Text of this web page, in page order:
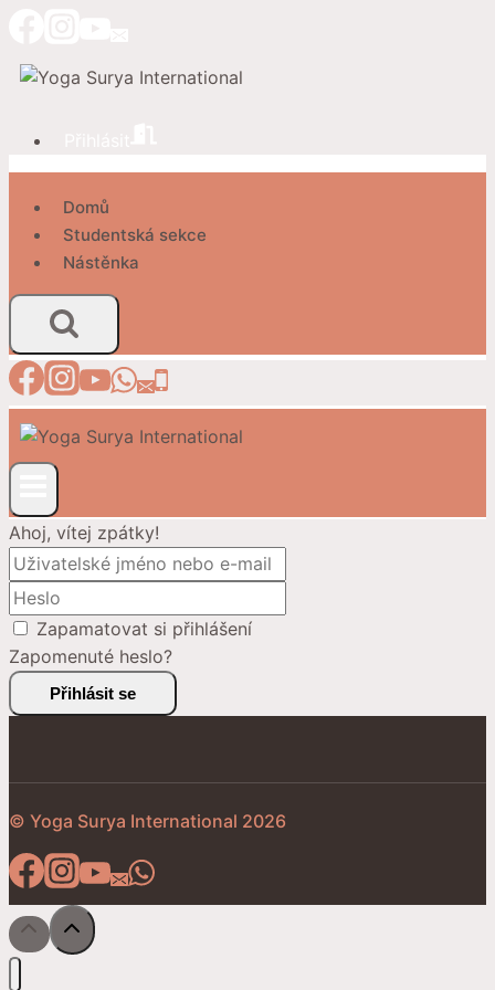
obsah
Domů
Studentská sekce
Nástěnka
Ahoj, vítej zpátky!
Zapamatovat si přihlášení
Zapomenuté heslo?
Přihlásit se
© Yoga Surya International 2026